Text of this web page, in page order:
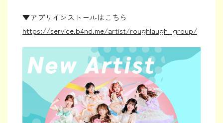
▼アプリインストールはこちら
https://service.b4nd.me/artist/roughlaugh_group/